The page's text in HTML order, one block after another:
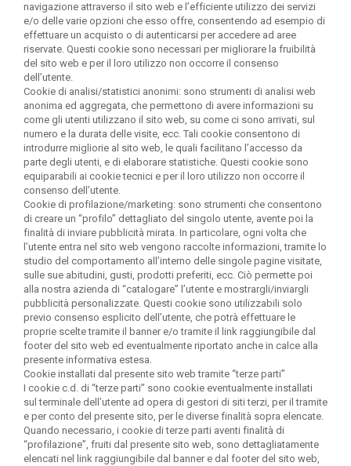
navigazione attraverso il sito web e l’efficiente utilizzo dei servizi
e/o delle varie opzioni che esso offre, consentendo ad esempio di
effettuare un acquisto o di autenticarsi per accedere ad aree
riservate. Questi cookie sono necessari per migliorare la fruibilità
del sito web e per il loro utilizzo non occorre il consenso
dell’utente.
Cookie di analisi/statistici anonimi: sono strumenti di analisi web
anonima ed aggregata, che permettono di avere informazioni su
come gli utenti utilizzano il sito web, su come ci sono arrivati, sul
numero e la durata delle visite, ecc. Tali cookie consentono di
introdurre migliorie al sito web, le quali facilitano l’accesso da
parte degli utenti, e di elaborare statistiche. Questi cookie sono
equiparabili ai cookie tecnici e per il loro utilizzo non occorre il
consenso dell’utente.
Cookie di profilazione/marketing: sono strumenti che consentono
di creare un “profilo” dettagliato del singolo utente, avente poi la
finalità di inviare pubblicità mirata. In particolare, ogni volta che
l’utente entra nel sito web vengono raccolte informazioni, tramite lo
studio del comportamento all’interno delle singole pagine visitate,
sulle sue abitudini, gusti, prodotti preferiti, ecc. Ciò permette poi
alla nostra azienda di “catalogare” l’utente e mostrargli/inviargli
pubblicità personalizzate. Questi cookie sono utilizzabili solo
previo consenso esplicito dell’utente, che potrà effettuare le
proprie scelte tramite il banner e/o tramite il link raggiungibile dal
footer del sito web ed eventualmente riportato anche in calce alla
presente informativa estesa.
Cookie installati dal presente sito web tramite “terze parti”
I cookie c.d. di “terze parti” sono cookie eventualmente installati
sul terminale dell’utente ad opera di gestori di siti terzi, per il tramite
e per conto del presente sito, per le diverse finalità sopra elencate.
Quando necessario, i cookie di terze parti aventi finalità di
“profilazione”, fruiti dal presente sito web, sono dettagliatamente
elencati nel link raggiungibile dal banner e dal footer del sito web,